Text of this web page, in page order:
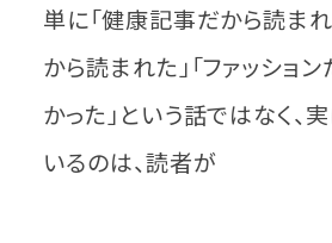
単に「健康記事だから読ま
から読まれた」「ファッショ
かった」という話ではなく、
いるのは、読者が